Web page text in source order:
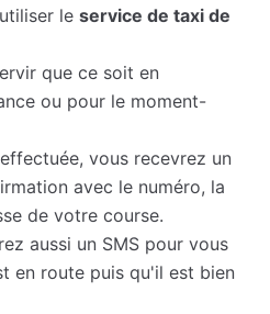
leservice de taxi de
que ce soit en
ou pour le moment-
vous recevrez un
avec le numéro, la
de votre course.
aussi un SMS pour vous
en route puis qu'il est bien